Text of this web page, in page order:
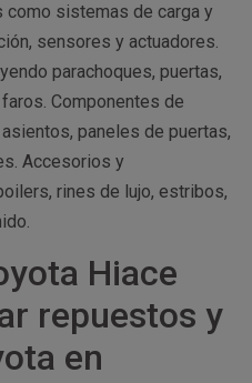
sistemas de carga y
sensores y actuadores.
parachoques, puertas,
Componentes de
paneles de puertas,
Accesorios y
rines de lujo, estribos,
Hiace
repuestos y
en